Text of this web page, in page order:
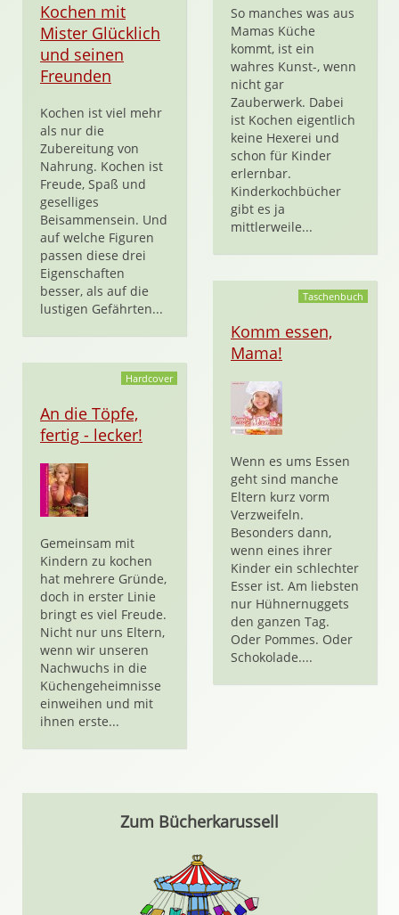
Kochen mit
Mister Glücklich
und seinen
Freunden
Kochen ist viel mehr
als nur die
Zubereitung von
Nahrung. Kochen ist
Freude, Spaß und
geselliges
Beisammensein. Und
auf welche Figuren
passen diese drei
Eigenschaften
besser, als auf die
lustigen Gefährten...
So manches was aus
Mamas Küche
kommt, ist ein
wahres Kunst-, wenn
nicht gar
Zauberwerk. Dabei
ist Kochen eigentlich
keine Hexerei und
schon für Kinder
erlernbar.
Kinderkochbücher
gibt es ja
mittlerweile...
Hardcover
An die Töpfe,
fertig - lecker!
Gemeinsam mit
Kindern zu kochen
hat mehrere Gründe,
doch in erster Linie
bringt es viel Freude.
Nicht nur uns Eltern,
wenn wir unseren
Nachwuchs in die
Küchengeheimnisse
einweihen und mit
ihnen erste...
Taschenbuch
Komm essen,
Mama!
Wenn es ums Essen
geht sind manche
Eltern kurz vorm
Verzweifeln.
Besonders dann,
wenn eines ihrer
Kinder ein schlechter
Esser ist. Am liebsten
nur Hühnernuggets
den ganzen Tag.
Oder Pommes. Oder
Schokolade....
Zum Bücherkarussell